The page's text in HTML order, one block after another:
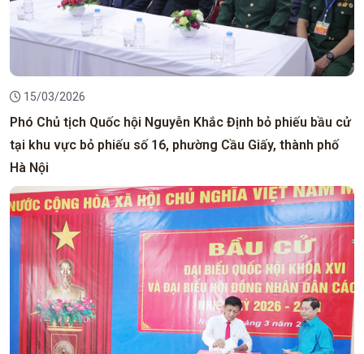
15/03/2026
Phó Chủ tịch Quốc hội Nguyễn Khắc Định bỏ phiếu bầu cử
tại khu vực bỏ phiếu số 16, phường Cầu Giấy, thành phố
Hà Nội